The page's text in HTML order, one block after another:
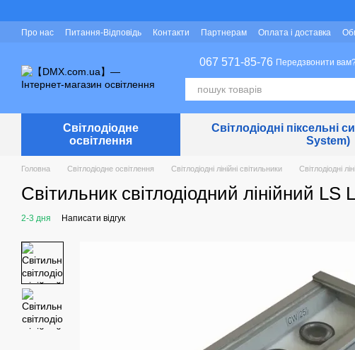
Про нас Питання-Відповідь Контакти Партнерам Оплата і доставка
067 571-85-76 Передзвонити
Світлодіодне
освітлення
Світлодіодні піксельні
System)
Головна Світлодіодне освітлення Світлодіодні лінійні світильники Світлодіодні
Світильник світлодіодний лінійний
2-3 дня Написати відгук